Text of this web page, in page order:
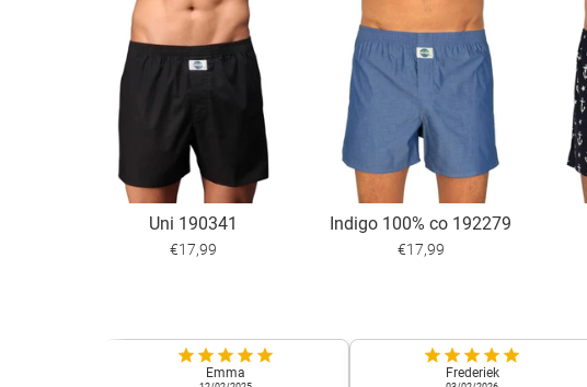
Uni 190341
€17,99
Indigo 100% co 192279
€17,99
Emma Frederiek